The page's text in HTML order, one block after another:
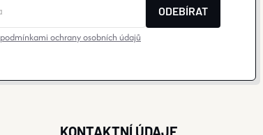
ODEBÍRAT
podmínkami ochrany osobních údajů
KONTAKTNÍ ÚDAJE